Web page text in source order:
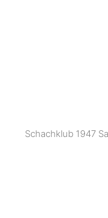
Schachklub 1947